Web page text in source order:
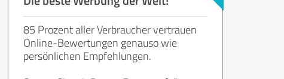
85 Prozent aller Verbraucher vertrauen
Online-Bewertungen genauso wie
persönlichen Empfehlungen.